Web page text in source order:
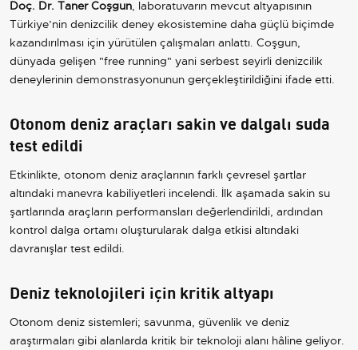
Doç. Dr. Taner Coşgun, laboratuvarın mevcut altyapısının
Türkiye’nin denizcilik deney ekosistemine daha güçlü biçimde
kazandırılması için yürütülen çalışmaları anlattı. Coşgun,
dünyada gelişen "free running" yani serbest seyirli denizcilik
deneylerinin demonstrasyonunun gerçekleştirildiğini ifade etti.
Otonom deniz araçları sakin ve dalgalı suda
test edildi
Etkinlikte, otonom deniz araçlarının farklı çevresel şartlar
altındaki manevra kabiliyetleri incelendi. İlk aşamada sakin su
şartlarında araçların performansları değerlendirildi, ardından
kontrol dalga ortamı oluşturularak dalga etkisi altındaki
davranışlar test edildi.
Deniz teknolojileri için kritik altyapı
Otonom deniz sistemleri; savunma, güvenlik ve deniz
araştırmaları gibi alanlarda kritik bir teknoloji alanı hâline geliyor.